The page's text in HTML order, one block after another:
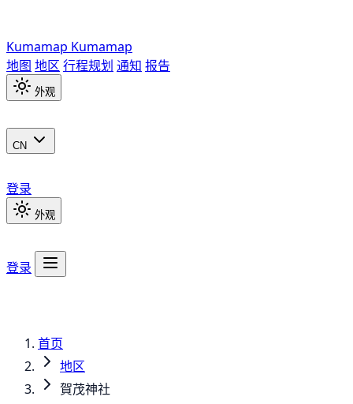
Kumamap Kumamap
地图 地区 行程规划 通知 报告
外观
CN
登录
外观
登录
首页
地区
賀茂神社